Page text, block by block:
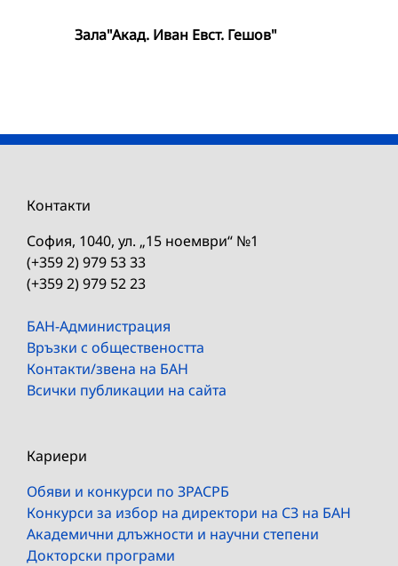
Зала"Акад. Иван Евст. Гешов"
Контакти
София, 1040, ул. „15 ноември“ №1
(+359 2) 979 53 33
(+359 2) 979 52 23
БАН-Администрация
Връзки с обществеността
Контакти/звена на БАН
Всички публикации на сайта
Кариери
Обяви и конкурси по ЗРАСРБ
Конкурси за избор на директори на СЗ на БАН
Академични длъжности и научни степени
Докторски програми